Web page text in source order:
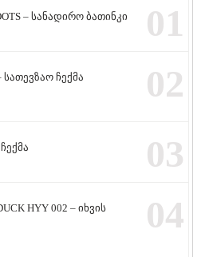
– სანადირო ბათინკი
01
სათევზაო ჩექმა
02
03
HYY 002 – იხვის
04